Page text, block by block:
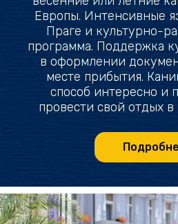
Европы. Интенсивные
Праге и культурно-
программа. Поддержка
в оформлении
месте прибытия.
способ интересно и
провести свой отдых